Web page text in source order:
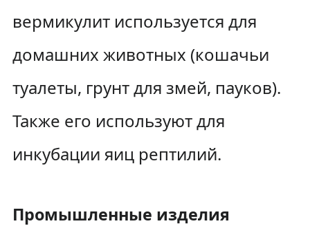
вермикулит используется для
домашних животных (кошачьи
туалеты, грунт для змей, пауков).
Также его используют для
инкубации яиц рептилий.
Промышленные изделия